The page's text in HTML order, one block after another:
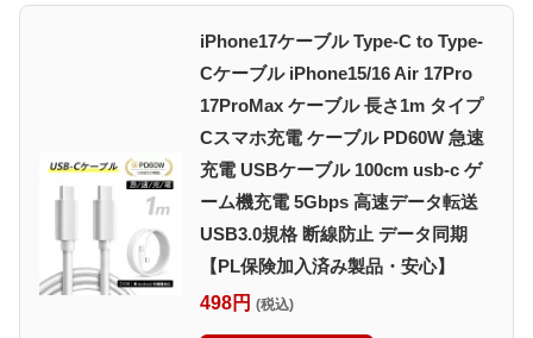
iPhone17ケーブル Type-C to Type-
Cケーブル iPhone15/16 Air 17Pro
17ProMax ケーブル 長さ1m タイプ
Cスマホ充電 ケーブル PD60W 急速
充電 USBケーブル 100cm usb-c ゲ
ーム機充電 5Gbps 高速データ転送
USB3.0規格 断線防止 データ同期
【PL保険加入済み製品・安心】
498円 (税込)